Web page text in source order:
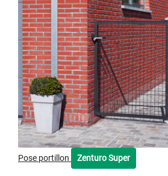
Pose portillon Zenturo Super